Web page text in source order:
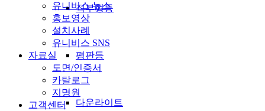
직부형등
평판등
다운라이트
유니비스 뉴스
홍보영상
설치사례
유니비스 SNS
자료실
도면/인증서
카탈로그
지명원
고객센터